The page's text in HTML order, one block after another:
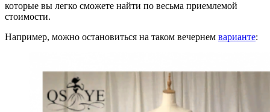
которые вы легко сможете найти по весьма приемлемой
стоимости.
Например, можно остановиться на таком вечернем варианте: